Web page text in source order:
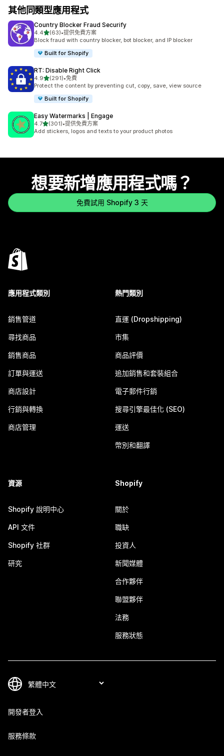
其他同類型應用程式
Country Blocker Fraud Securify
4.4滿分 5 顆星
(63)
共有 63 則評價
•提供免費方案
Block fraud with country blocker, bot blocker, and IP blocker
Built for Shopify
RT: Disable Right Click
4.9滿分 5 顆星
(291)
共有 291 則評價
•免費
Protect the content by preventing cut, copy, save, view source
Built for Shopify
Easy Watermarks | Engage
4.7滿分 5 顆星
(301)
共有 301 則評價
•提供免費方案
Add stickers, logos and texts to your product photos
想要新增應用程式嗎？
免費試用 Shopify 3 天
應用程式類別
銷售管道
尋找商品
銷售商品
訂單與運送
商店設計
行銷與轉換
商店管理
熱門類別
直運 (Dropshipping)
市集
商品評價
追加銷售和套裝組合
電子郵件行銷
搜尋引擎最佳化 (SEO)
運送
幣別和翻譯
資源
Shopify 說明中心
API 文件
Shopify 社群
研究
Shopify
關於
職缺
投資人
新聞媒體
合作夥伴
聯盟夥伴
法務
服務狀態
開發者登入
服務條款